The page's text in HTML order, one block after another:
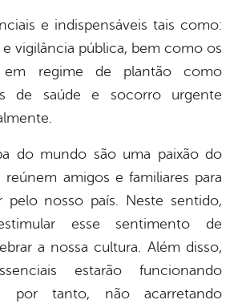
e indispensáveis tais como:
vigilância pública, bem como os
em regime de plantão como
de saúde e socorro urgente
do mundo são uma paixão do
reúnem amigos e familiares para
nosso país. Neste sentido,
esse sentimento de
a nossa cultura. Além disso,
estarão funcionando
por tanto, não acarretando